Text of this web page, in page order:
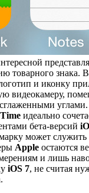
товарного знака.
и иконку
видеокамеру,
идеально
бета-версий
может
Apple остаются
и лишь
iOS 7, не считая